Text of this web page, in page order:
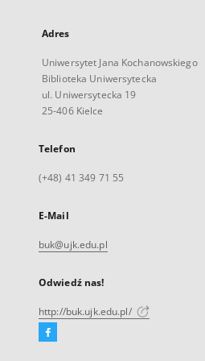
Adres
Uniwersytet Jana Kochanowskiego
Biblioteka Uniwersytecka
ul. Uniwersytecka 19
25-406 Kielce
Telefon
(+48) 41 349 71 55
E-Mail
buk@ujk.edu.pl
Odwiedź nas!
http://buk.ujk.edu.pl/
Facebook